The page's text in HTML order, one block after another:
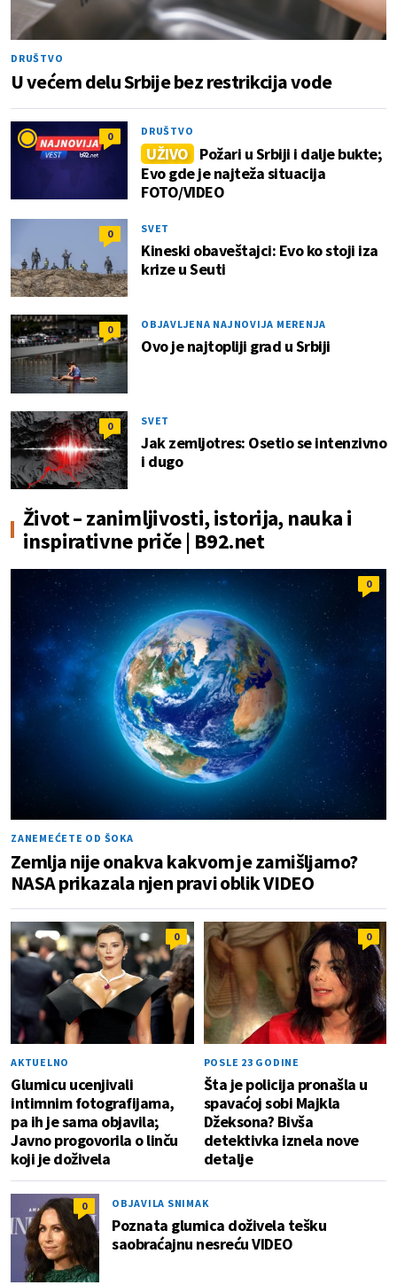
DRUŠTVO
U većem delu Srbije bez restrikcija vode
0 DRUŠTVO
UŽIVO Požari u Srbiji i dalje bukte;
Evo gde je najteža situacija
FOTO/VIDEO
0 SVET
Kineski obaveštajci: Evo ko stoji iza
krize u Seuti
0 OBJAVLJENA NAJNOVIJA MERENJA
Ovo je najtopliji grad u Srbiji
0 SVET
Jak zemljotres: Osetio se intenzivno
i dugo
Život – zanimljivosti, istorija, nauka i
inspirativne priče | B92.net
0
ZANEMEĆETE OD ŠOKA
Zemlja nije onakva kakvom je zamišljamo?
NASA prikazala njen pravi oblik VIDEO
0
AKTUELNO
Glumicu ucenjivali
intimnim fotografijama,
pa ih je sama objavila;
Javno progovorila o linču
koji je doživela
0
POSLE 23 GODINE
Šta je policija pronašla u
spavaćoj sobi Majkla
Džeksona? Bivša
detektivka iznela nove
detalje
0 OBJAVILA SNIMAK
Poznata glumica doživela tešku
saobraćajnu nesreću VIDEO